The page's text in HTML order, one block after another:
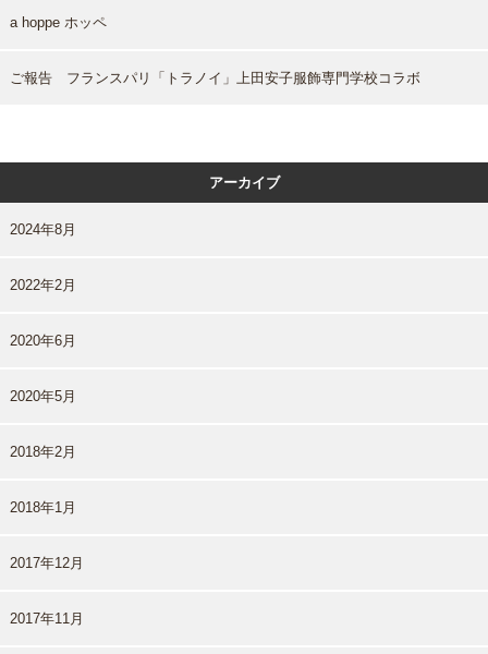
a hoppe ホッペ
ご報告 フランスパリ「トラノイ」上田安子服飾専門学校コラボ
アーカイブ
2024年8月
2022年2月
2020年6月
2020年5月
2018年2月
2018年1月
2017年12月
2017年11月